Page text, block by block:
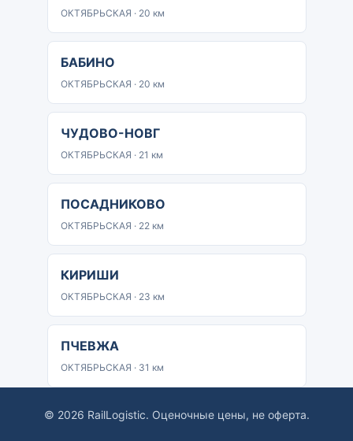
ОКТЯБРЬСКАЯ · 20 км
БАБИНО
ОКТЯБРЬСКАЯ · 20 км
ЧУДОВО-НОВГ
ОКТЯБРЬСКАЯ · 21 км
ПОСАДНИКОВО
ОКТЯБРЬСКАЯ · 22 км
КИРИШИ
ОКТЯБРЬСКАЯ · 23 км
ПЧЕВЖА
ОКТЯБРЬСКАЯ · 31 км
© 2026 RailLogistic. Оценочные цены, не оферта.